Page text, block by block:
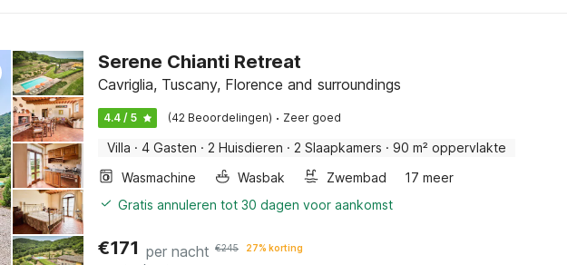
Serene Chianti Retreat
Cavriglia, Tuscany, Florence and surroundings
4.4 / 5 (42 Beoordelingen) · Zeer goed
Villa · 4 Gasten · 2 Huisdieren · 2 Slaapkamers · 90 m² oppervlakte
Wasmachine
Wasbak Zwembad
17 meer
Gratis annuleren tot 30 dagen voor aankomst
€171 per nacht €245 27% korting